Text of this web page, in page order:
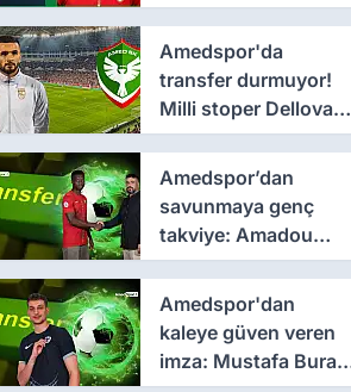
kariyeri ve forma
giydiği takımlar
Amedspor'da
transfer durmuyor!
Milli stoper Dellova
imza için Türkiye'ye
geldi
Amedspor’dan
savunmaya genç
takviye: Amadou
Cissé ile 3 yıllık
sözleşme
Amedspor'dan
kaleye güven veren
imza: Mustafa Burak